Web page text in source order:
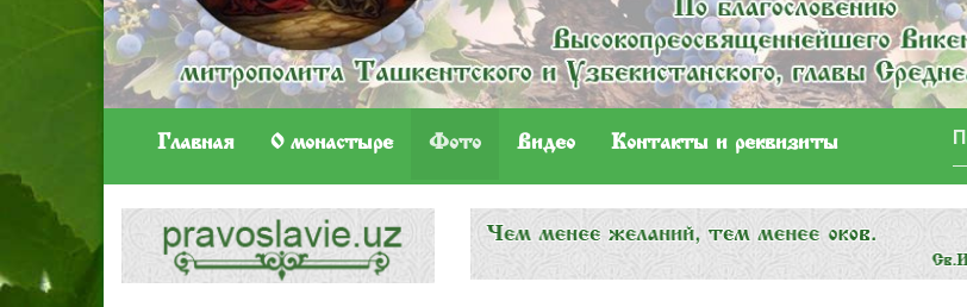
Главная O монастыре Фото Видео Контакты и реквизиты